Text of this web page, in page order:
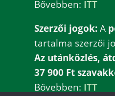
Bővebben: ITT
Szerzői jogok:A
tartalma szerzői
Az utánközlés,
37 900 Ft
Bővebben: ITT